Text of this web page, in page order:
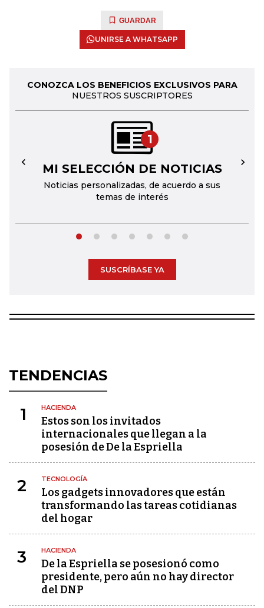
GUARDAR
UNIRSE A WHATSAPP
CONOZCA LOS BENEFICIOS EXCLUSIVOS PARA
NUESTROS SUSCRIPTORES
1
MI SELECCIÓN DE NOTICIAS
Noticias personalizadas, de acuerdo a sus
temas de interés
← →
SUSCRÍBASE YA
TENDENCIAS
1 HACIENDA
Estos son los invitados
internacionales que llegan a la
posesión de De la Espriella
2 TECNOLOGÍA
Los gadgets innovadores que están
transformando las tareas cotidianas
del hogar
3 HACIENDA
De la Espriella se posesionó como
presidente, pero aún no hay director
del DNP